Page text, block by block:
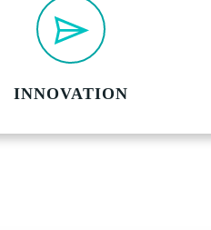
INNOVATION